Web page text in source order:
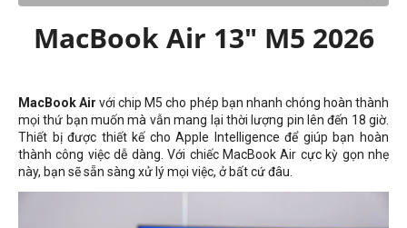
MacBook Air 13" M5 2026
MacBook Air với chip M5 cho phép bạn nhanh chóng hoàn thành
mọi thứ bạn muốn mà vẫn mang lại thời lượng pin lên đến 18 giờ.
Thiết bị được thiết kế cho Apple Intelligence để giúp bạn hoàn
thành công việc dễ dàng. Với chiếc MacBook Air cực kỳ gọn nhẹ
này, bạn sẽ sẵn sàng xử lý mọi việc, ở bất cứ đâu.